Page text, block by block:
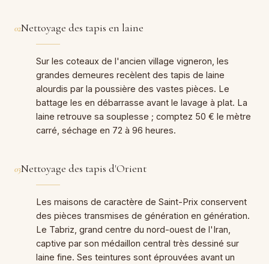
02Nettoyage des tapis en laine
Sur les coteaux de l'ancien village vigneron, les
grandes demeures recèlent des tapis de laine
alourdis par la poussière des vastes pièces. Le
battage les en débarrasse avant le lavage à plat. La
laine retrouve sa souplesse ; comptez 50 € le mètre
carré, séchage en 72 à 96 heures.
03Nettoyage des tapis d'Orient
Les maisons de caractère de Saint-Prix conservent
des pièces transmises de génération en génération.
Le Tabriz, grand centre du nord-ouest de l'Iran,
captive par son médaillon central très dessiné sur
laine fine. Ses teintures sont éprouvées avant un